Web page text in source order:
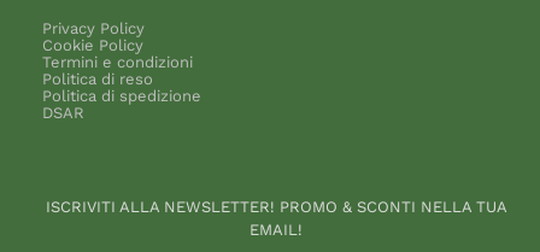
Privacy Policy
Cookie Policy
Termini e condizioni
Politica di reso
Politica di spedizione
DSAR
ISCRIVITI ALLA NEWSLETTER! PROMO & SCONTI NELLA TUA
EMAIL!